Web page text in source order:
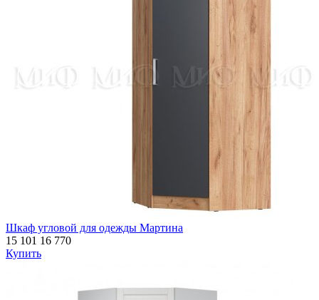
Шкаф угловой для одежды Мартина
15 101 16 770
Купить